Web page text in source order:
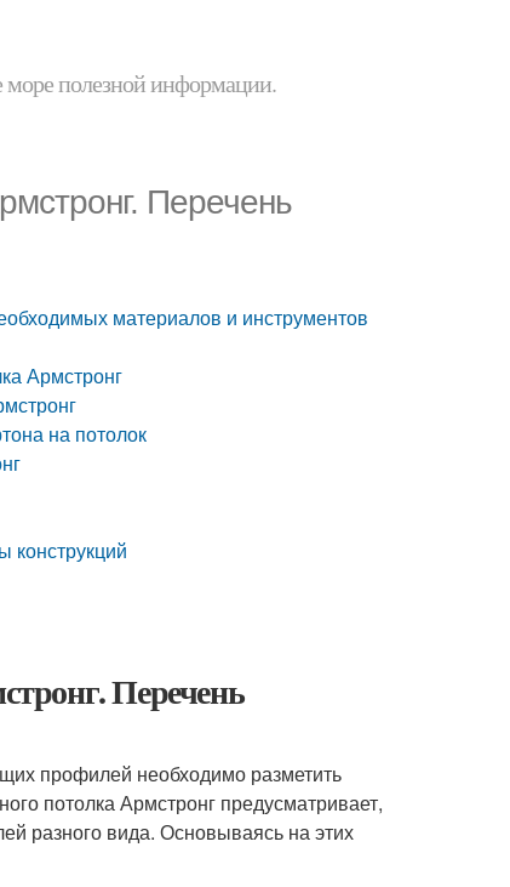
море полезной информации.
Перечень
материалов и инструментов
Армстронг
на потолок
конструкций
Перечень
профилей необходимо разметить
потолка Армстронг предусматривает,
разного вида. Основываясь на этих